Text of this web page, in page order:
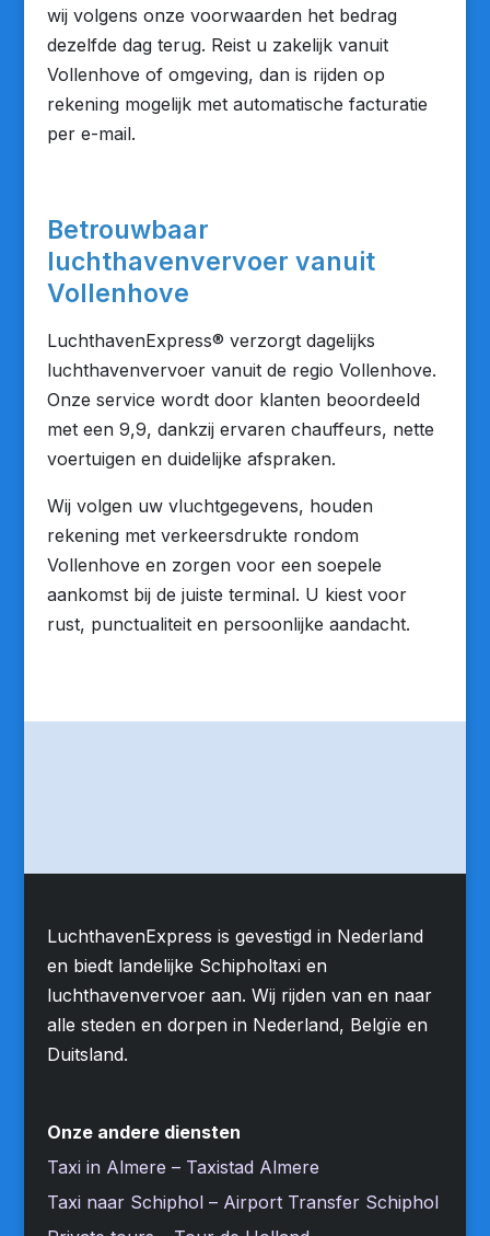
wij volgens onze voorwaarden het bedrag
dezelfde dag terug. Reist u zakelijk vanuit
Vollenhove of omgeving, dan is rijden op
rekening mogelijk met automatische facturatie
per e-mail.
Betrouwbaar
luchthavenvervoer vanuit
Vollenhove
LuchthavenExpress® verzorgt dagelijks
luchthavenvervoer vanuit de regio Vollenhove.
Onze service wordt door klanten beoordeeld
met een 9,9, dankzij ervaren chauffeurs, nette
voertuigen en duidelijke afspraken.
Wij volgen uw vluchtgegevens, houden
rekening met verkeersdrukte rondom
Vollenhove en zorgen voor een soepele
aankomst bij de juiste terminal. U kiest voor
rust, punctualiteit en persoonlijke aandacht.
LuchthavenExpress is gevestigd in Nederland
en biedt landelijke Schipholtaxi en
luchthavenvervoer aan. Wij rijden van en naar
alle steden en dorpen in Nederland, Belgïe en
Duitsland.
Onze andere diensten
Taxi in Almere – Taxistad Almere
Taxi naar Schiphol – Airport Transfer Schiphol